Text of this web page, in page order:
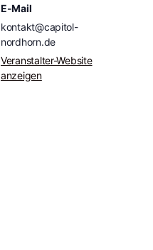
E-Mail
kontakt@capitol-
nordhorn.de
Veranstalter-Website
anzeigen